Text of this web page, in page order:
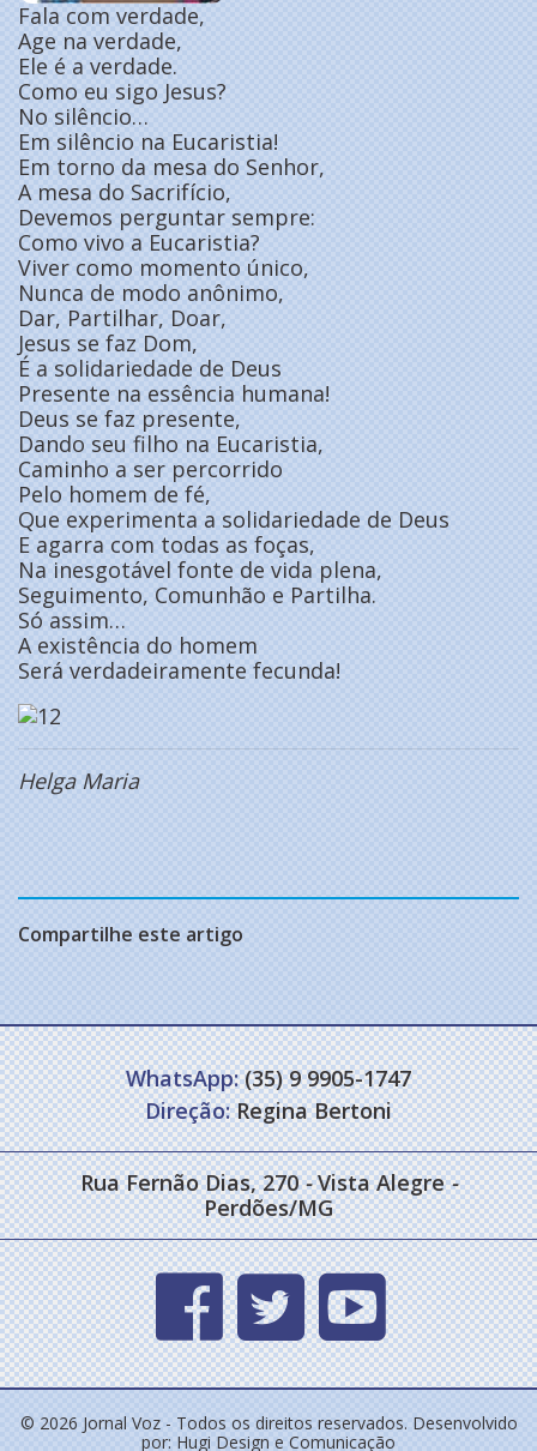
Fala com verdade,
Age na verdade,
Ele é a verdade.
Como eu sigo Jesus?
No silêncio…
Em silêncio na Eucaristia!
Em torno da mesa do Senhor,
A mesa do Sacrifício,
Devemos perguntar sempre:
Como vivo a Eucaristia?
Viver como momento único,
Nunca de modo anônimo,
Dar, Partilhar, Doar,
Jesus se faz Dom,
É a solidariedade de Deus
Presente na essência humana!
Deus se faz presente,
Dando seu filho na Eucaristia,
Caminho a ser percorrido
Pelo homem de fé,
Que experimenta a solidariedade de Deus
E agarra com todas as foças,
Na inesgotável fonte de vida plena,
Seguimento, Comunhão e Partilha.
Só assim…
A existência do homem
Será verdadeiramente fecunda!
Helga Maria
Compartilhe este artigo
WhatsApp:(35) 9 9905-1747
Direção:Regina Bertoni
Rua Fernão Dias, 270- Vista Alegre-
Perdões/MG
© 2026 Jornal Voz - Todos os direitos reservados. Desenvolvido
por: Hugi Design e Comunicação